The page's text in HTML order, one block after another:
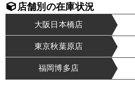
店舗別の在庫状況
大阪日本橋店
東京秋葉原店
福岡博多店